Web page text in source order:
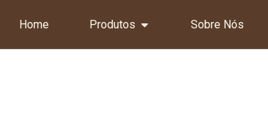
Home Produtos Sobre Nós